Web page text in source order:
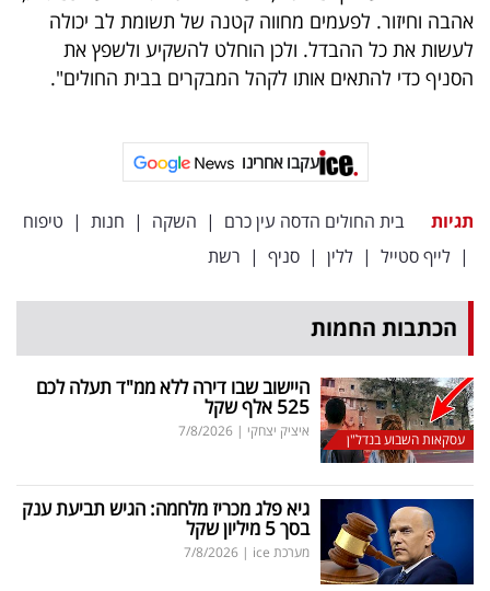
פרסמו
באייס
עקבו
אהבה וחיזור. לפעמים מחווה קטנה של תשומת לב יכולה
לעשות את כל ההבדל. ולכן הוחלט להשקיע ולשפץ את
הסניף כדי להתאים אותו לקהל המבקרים בבית החולים".
עקבו אחרינו
תגיות בית החולים הדסה עין כרם | השקה | חנות | טיפוח
| לייף סטייל | ללין | סניף | רשת
הכתבות החמות
עסקאות השבוע בנדל"ן
היישוב שבו דירה ללא ממ"ד תעלה לכם
525 אלף שקל
איציק יצחקי |
7/8/2026
גיא פלג מכריז מלחמה: הגיש תביעת ענק
בסך 5 מיליון שקל
מערכת ice |
7/8/2026